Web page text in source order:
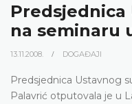
Predsjednica
na seminaru
13.11.2008. DOGAĐAJI
Predsjednica Ustavnog
Palavrić otputovala je u